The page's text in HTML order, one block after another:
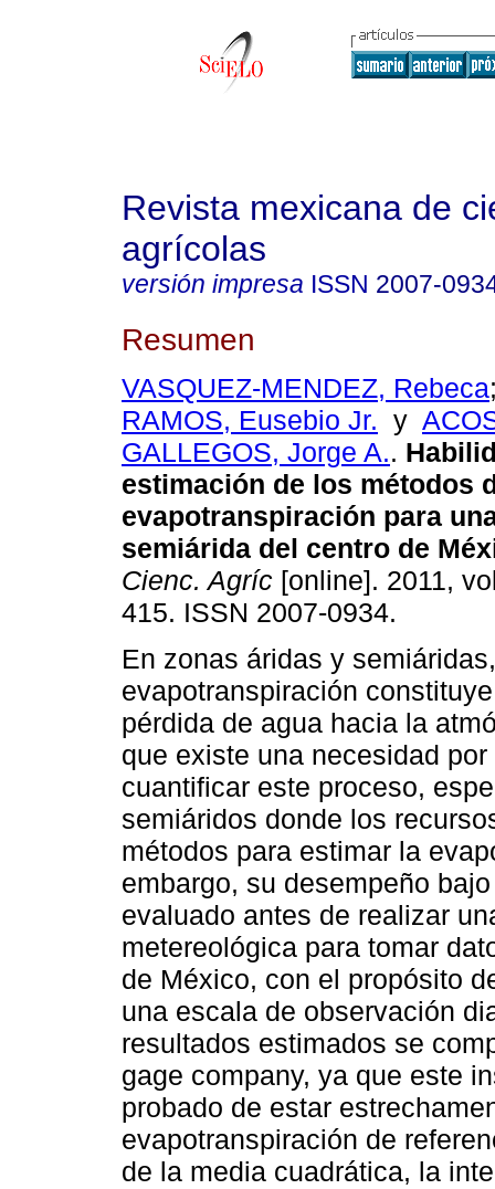
Revista mexicana de
agrícolas
versión impresa ISSN 2007-
Resumen
VASQUEZ-MENDEZ, Rebeca
RAMOS, Eusebio Jr. y
GALLEGOS, Jorge A..
estimación de los métodos
evapotranspiración para
semiárida del centro de
Cienc. Agríc [online]. 2011,
415. ISSN 2007-0934.
En zonas áridas y
evapotranspiración
pérdida de agua hacia la
que existe una necesidad
cuantificar este proceso,
semiáridos donde los
métodos para estimar la
embargo, su desempeño
evaluado antes de realizar
metereológica para tomar
de México, con el propósito
una escala de observación
resultados estimados se
gage company, ya que este
probado de estar
evapotranspiración de
de la media cuadrática, la